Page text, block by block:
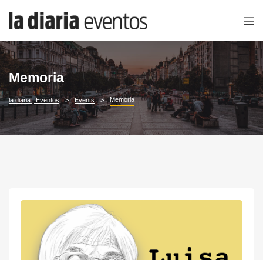
Memoria
la diaria | Eventos Events Memoria